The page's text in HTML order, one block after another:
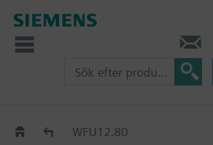
Old2NewWFU12.80